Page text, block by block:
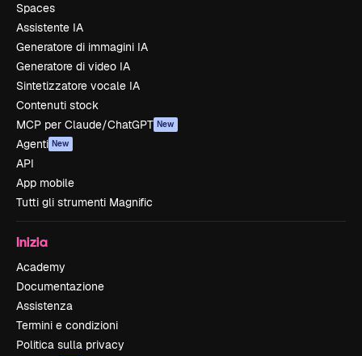
Spaces
Assistente IA
Generatore di immagini IA
Generatore di video IA
Sintetizzatore vocale IA
Contenuti stock
MCP per Claude/ChatGPT New
Agenti New
API
App mobile
Tutti gli strumenti Magnific
Inizia
Academy
Documentazione
Assistenza
Termini e condizioni
Politica sulla privacy